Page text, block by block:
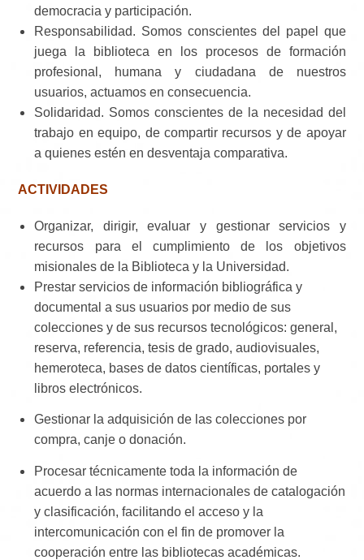
democracia y participación.
Responsabilidad. Somos conscientes del papel que
juega la biblioteca en los procesos de formación
profesional, humana y ciudadana de nuestros
usuarios, actuamos en consecuencia.
Solidaridad. Somos conscientes de la necesidad del
trabajo en equipo, de compartir recursos y de apoyar
a quienes estén en desventaja comparativa.
ACTIVIDADES
Organizar, dirigir, evaluar y gestionar servicios y
recursos para el cumplimiento de los objetivos
misionales de la Biblioteca y la Universidad.
Prestar servicios de información bibliográfica y
documental a sus usuarios por medio de sus
colecciones y de sus recursos tecnológicos: general,
reserva, referencia, tesis de grado, audiovisuales,
hemeroteca, bases de datos científicas, portales y
libros electrónicos.
Gestionar la adquisición de las colecciones por
compra, canje o donación.
Procesar técnicamente toda la información de
acuerdo a las normas internacionales de catalogación
y clasificación, facilitando el acceso y la
intercomunicación con el fin de promover la
cooperación entre las bibliotecas académicas.